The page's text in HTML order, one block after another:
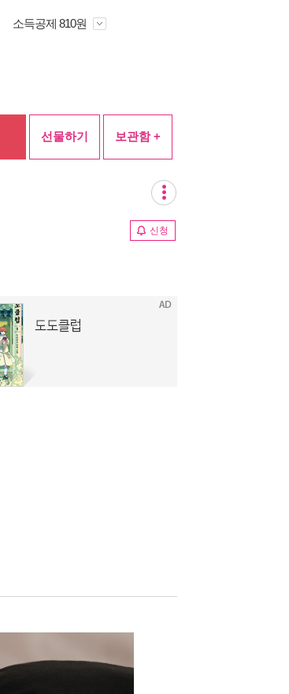
소득공제 810원
선물하기 보관함 +
신청